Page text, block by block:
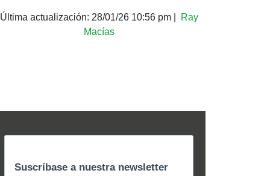
Última actualización: 28/01/26 10:56 pm|
Ray
Macías